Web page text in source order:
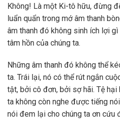
Không! Là một Ki-tô hữu, đừng
luẩn quẩn trong mớ âm thanh
âm thanh đó không sinh ích lợi
tâm hồn của chúng ta.
Những âm thanh đó không thể
ta. Trái lại, nó có thể rút ngắn
tật, bởi cô đơn, bởi sợ hãi. Tệ hại
ta không còn nghe được tiếng
nói đem lại cho chúng ta ơn cứu